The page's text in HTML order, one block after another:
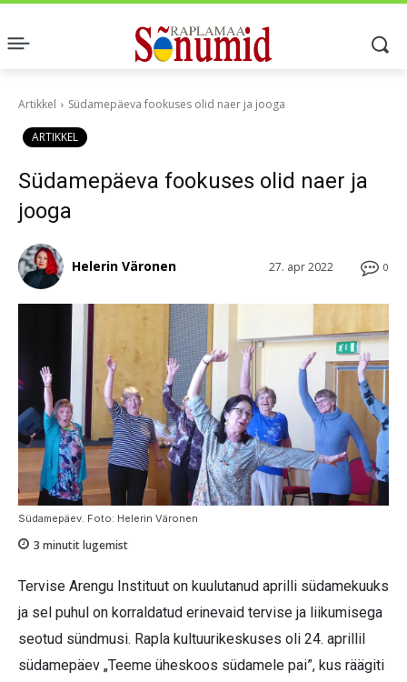
Artikkel Südamepäeva fookuses olid naer ja jooga
ARTIKKEL
Südamepäeva fookuses olid naer ja
jooga
0
27. apr 2022
Helerin Väronen
Südamepäev. Foto: Helerin Väronen
3 minutit lugemist
Tervise Arengu Instituut on kuulutanud aprilli südamekuuks
ja sel puhul on korraldatud erinevaid tervise ja liikumisega
seotud sündmusi. Rapla kultuurikeskuses oli 24. aprillil
südamepäev „Teeme üheskoos südamele pai”, kus räägiti